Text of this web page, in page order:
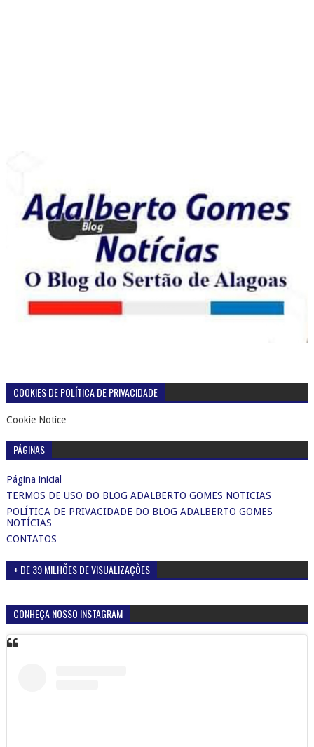
COOKIES DE POLÍTICA DE PRIVACIDADE
Cookie Notice
PÁGINAS
Página inicial
TERMOS DE USO DO BLOG ADALBERTO GOMES NOTICIAS
POLÍTICA DE PRIVACIDADE DO BLOG ADALBERTO GOMES
NOTÍCIAS
CONTATOS
+ DE 39 MILHÕES DE VISUALIZAÇÕES
CONHEÇA NOSSO INSTAGRAM